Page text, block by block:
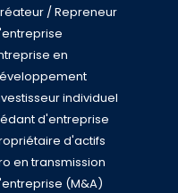
/ Repreneur
en
individuel
d'entreprise
d'actifs
en transmission
(M&A)